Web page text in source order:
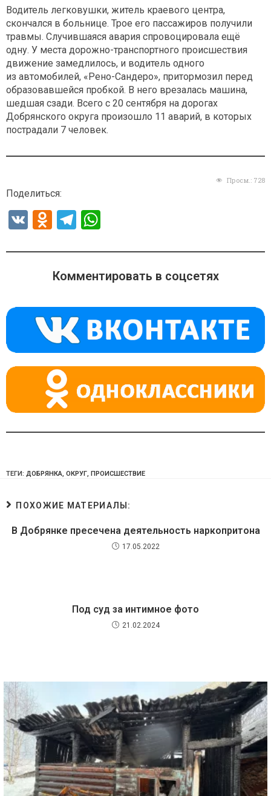
Водитель легковушки, житель краевого центра,
скончался в больнице. Трое его пассажиров получили
травмы. Случившаяся авария спровоцировала ещё
одну. У места дорожно-транспортного происшествия
движение замедлилось, и водитель одного
из автомобилей, «Рено-Сандеро», притормозил перед
образовавшейся пробкой. В него врезалась машина,
шедшая сзади. Всего с 20 сентября на дорогах
Добрянского округа произошло 11 аварий, в которых
пострадали 7 человек.
Просм.: 728
Поделиться:
V
O
n
o
a
ss
ni
ki
T
e
gr
m
at
s
p
p
Комментировать в соцсетях
ТЕГИ: ДОБРЯНКА, ОКРУГ, ПРОИСШЕСТВИЕ
ПОХОЖИЕ МАТЕРИАЛЫ:
В Добрянке пресечена деятельность наркопритона
17.05.2022
Под суд за интимное фото
21.02.2024